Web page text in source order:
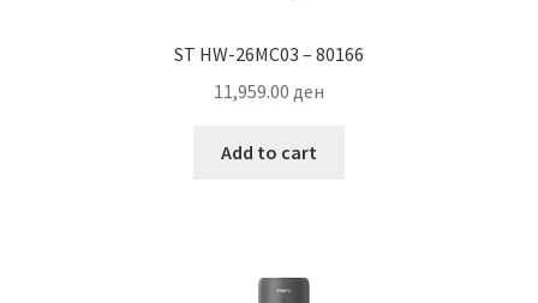
ST HW-26MC03 – 80166
11,959.00 ден
Add to cart